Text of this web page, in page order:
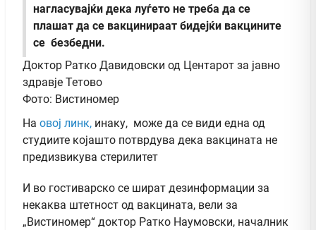
нагласувајќи дека луѓето не треба да се
плашат да се вакцинираат бидејќи вакцините
се безбедни.
Доктор Ратко Давидовски од Центарот за јавно
здравје Тетово
Фото: Вистиномер
На овој линк, инаку, може да се види една од
студиите којашто потврдува дека вакцината не
предизвикува стерилитет
И во гостиварско се шират дезинформации за
некаква штетност од вакцината, вели за
„Вистиномер“ доктор Ратко Наумовски, началник